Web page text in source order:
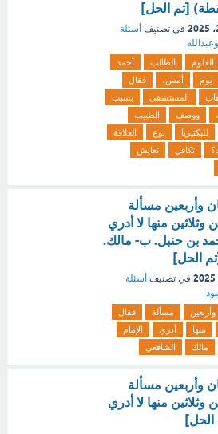
في تصنيف أسئلة
العلوم الطالب
أحمد
يوم أمس،
فقال
المستشفى
بسبب
ووصف
الطبيب
للبكتيريا نوع
العلاقة
تكافل
تعايش
وأربعين مسألة
وثلاثين منها لا أدري
بن حنبل. ب- مالك.
الحل]
في تصنيف أسئلة
وأربعين مسألة
فقال
منها أدري
الإمام
مالك الشافعي
وأربعين مسألة
وثلاثين منها لا أدري
الحل]